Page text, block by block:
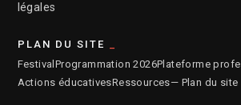
légales
PLAN DU SITE
Festival Programmation 2026Plateforme
Actions éducativesRessources— Plan du site